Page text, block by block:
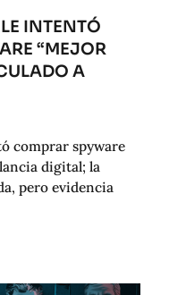
INTENTÓ
“MEJOR
A
comprar spyware
digital; la
pero evidencia